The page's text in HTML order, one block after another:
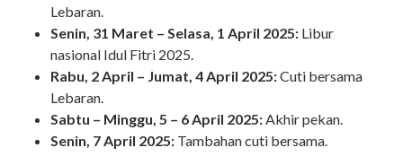
Lebaran.
Senin, 31 Maret – Selasa, 1 April 2025: Libur
nasional Idul Fitri 2025.
Rabu, 2 April – Jumat, 4 April 2025:Cuti bersama
Lebaran.
Sabtu – Minggu, 5 – 6 April 2025:Akhir pekan.
Senin, 7 April 2025: Tambahan cuti bersama.